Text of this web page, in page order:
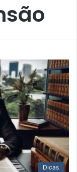
Dicas